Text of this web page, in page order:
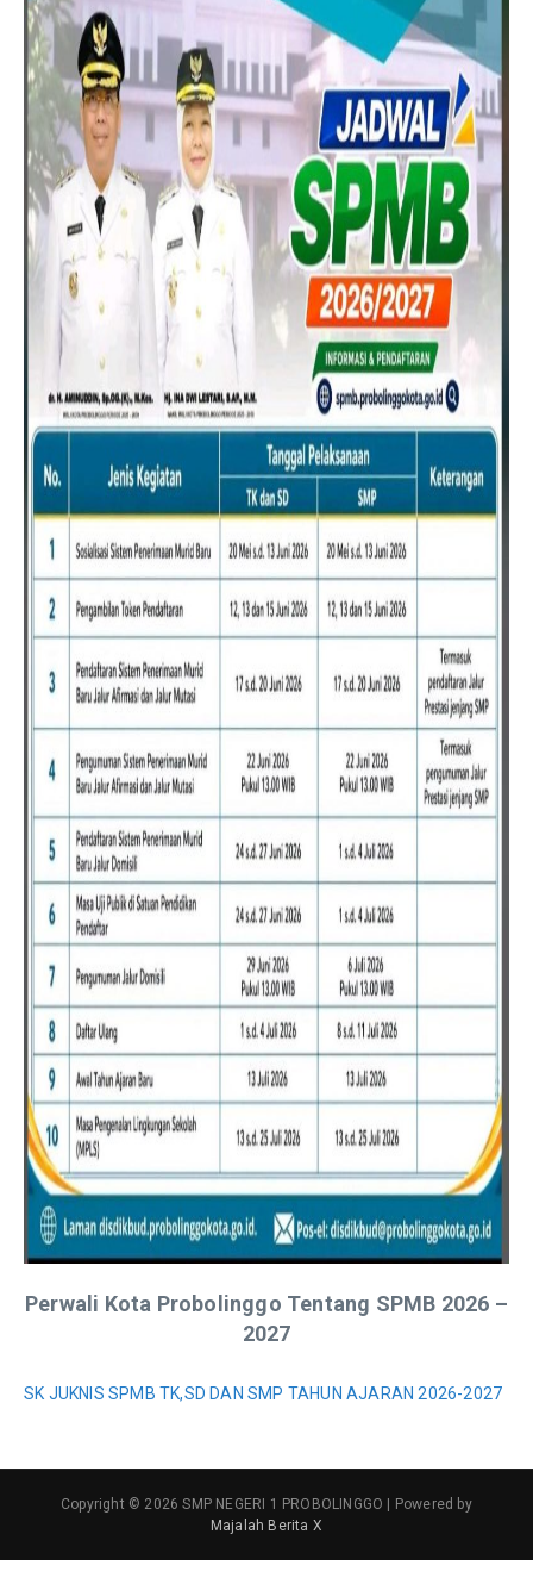
Perwali Kota Probolinggo Tentang SPMB 2026 –
2027
SK JUKNIS SPMB TK,SD DAN SMP TAHUN AJARAN 2026-2027
Copyright © 2026 SMP NEGERI 1 PROBOLINGGO | Powered by
Majalah Berita X